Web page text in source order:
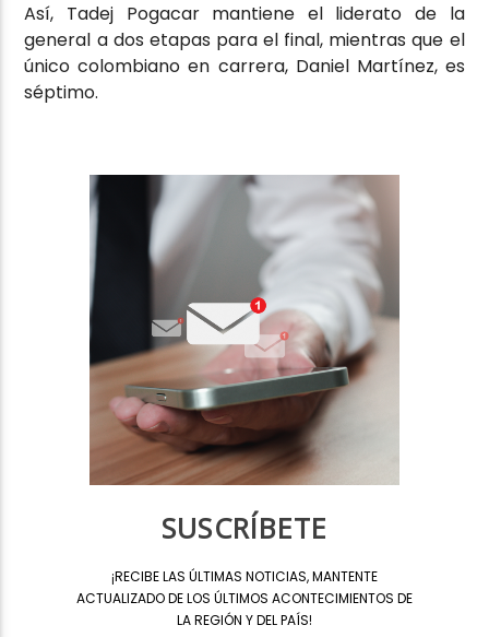
Así, Tadej Pogacar mantiene el liderato de la
general a dos etapas para el final, mientras que el
único colombiano en carrera, Daniel Martínez, es
séptimo.
SUSCRÍBETE
¡RECIBE LAS ÚLTIMAS NOTICIAS, MANTENTE
ACTUALIZADO DE LOS ÚLTIMOS ACONTECIMIENTOS DE
LA REGIÓN Y DEL PAÍS!